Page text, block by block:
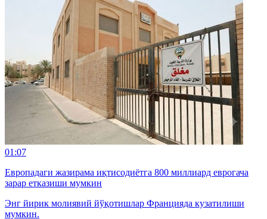
01:07
Европадаги жазирама иқтисодиётга 800 миллиард еврогача
зарар етказиши мумкин
Энг йирик молиявий йўқотишлар Францияда кузатилиши
мумкин.